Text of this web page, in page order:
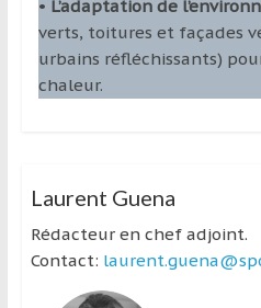
• L’adaptation de
verts, toitures et façades
urbains réfléchissants)
chaleur.
Laurent Guena
Rédacteur en chef adjoint.
Contact: